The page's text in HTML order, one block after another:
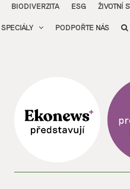
BIODIVERZITA ESG ŽIVOTNÍ
SPECIÁLY PODPOŘTE NÁS